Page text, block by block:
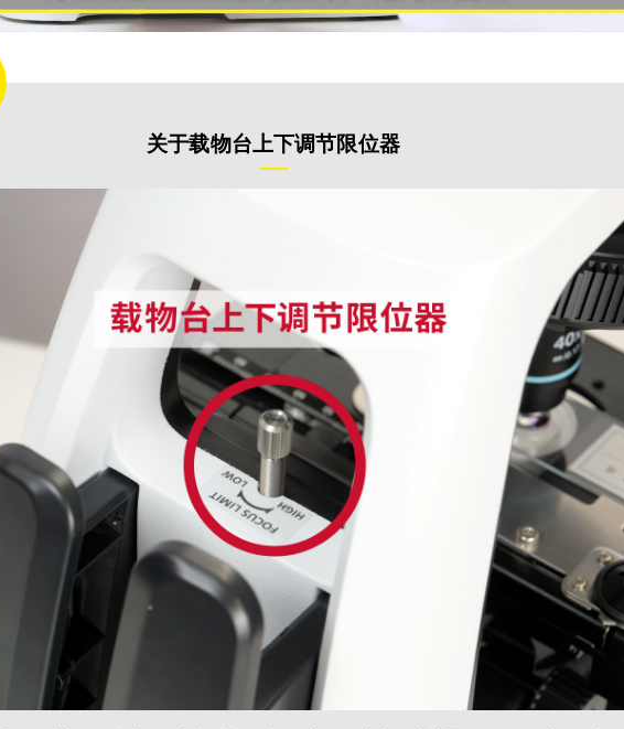
关于载物台上下调节限位器